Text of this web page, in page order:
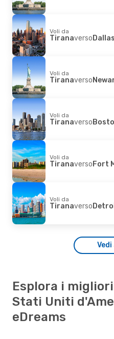
Voli da
TiranaversoDallas
Voli da
Tiranaverso
Voli da
Tiranaverso
Voli da
TiranaversoFort
Voli da
Tiranaverso
Esplora i
Stati Uniti
eDreams